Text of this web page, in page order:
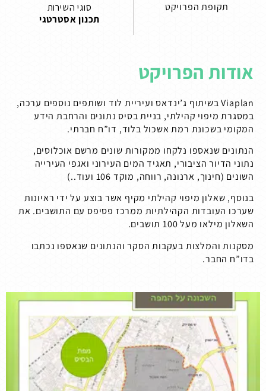
תקופת הפרויקט
סוגי השירות
תכנון אסטרטגי
אודות הפרויקט
Viaplan בשיתוף ג’ינדאס ועיריית לוד ושותפים נוספים ערכה,
במסגרת מיפוי קהילתי, בניית בסיס נתונים והרחבת הידע
המקומי בשכונת רמת אשכול בלוד, דו”ח חברתי.
הנתונים שנאספו נלקחו ממקורות שונים מרשם אוכלוסים,
נתוני הדיור הציבורי, תאגיד המים העירוני ואגפי העירייה
השונים (חינוך, ארנונה, רווחה, מוקד 106 ועוד..)
בנוסף, שאלון מיפוי קהילתי מקיף אשר בוצע על ידי ראיונות
שערכו העובדות הקהילתיות ממרכז פסיפס עם התושבים. את
השאלון מילאו מעל 100 תושבים.
מסקנות והמלצות בעקבות הסקר והנתונים שנאספו נכתבו
בדו”ח החבר.